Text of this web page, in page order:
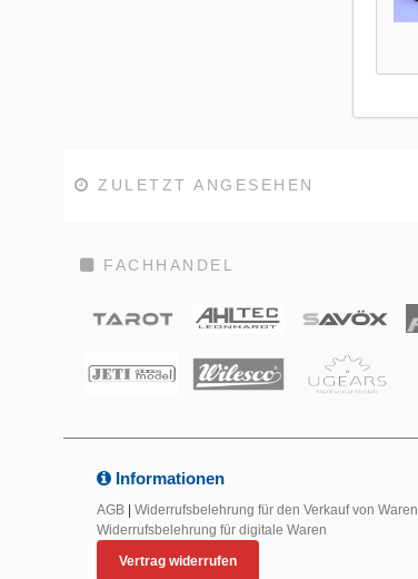
ZULETZT ANGESEHEN
FACHHANDEL
Informationen
AGB Widerrufsbelehrung für den Verkauf von Waren
Widerrufsbelehrung für digitale Waren
Vertrag widerrufen